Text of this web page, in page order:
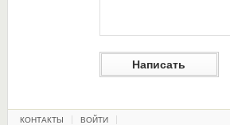
КОНТАКТЫ ВОЙТИ